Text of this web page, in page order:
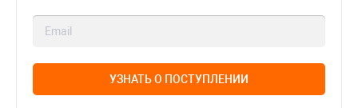
УЗНАТЬ О ПОСТУПЛЕНИИ